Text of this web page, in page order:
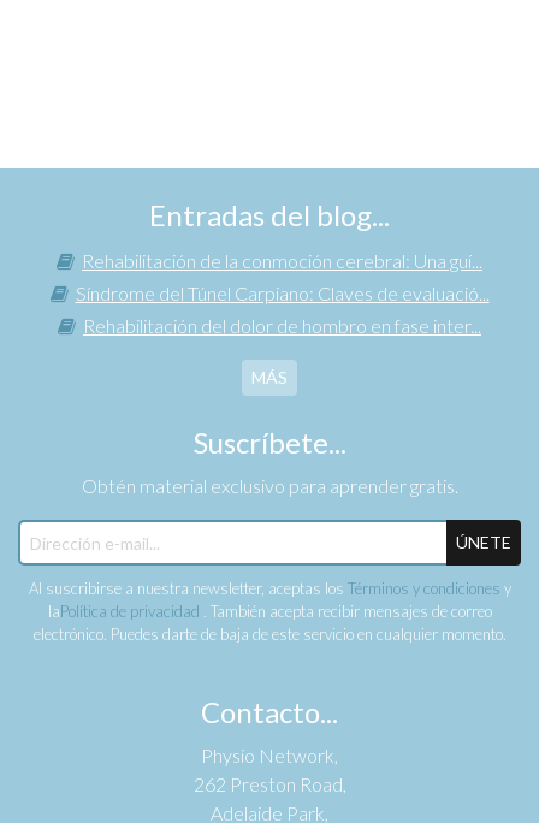
Entradas del blog...
Rehabilitación de la conmoción cerebral: Una guí...
Síndrome del Túnel Carpiano: Claves de evaluació...
Rehabilitación del dolor de hombro en fase inter...
MÁS
Suscríbete...
Obtén material exclusivo para aprender gratis.
ÚNETE
Al suscribirse a nuestra newsletter, aceptas los Términos y condiciones y
laPolítica de privacidad . También acepta recibir mensajes de correo
electrónico. Puedes darte de baja de este servicio en cualquier momento.
Contacto...
Physio Network,
262 Preston Road,
Adelaide Park,